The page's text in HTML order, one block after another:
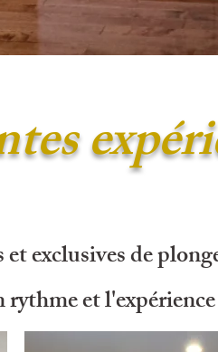
exclusives de
rythme et